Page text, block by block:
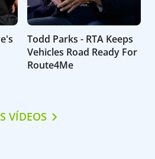
Todd Parks - RTA Keeps
Vehicles Road Ready For
Route4Me
VÍDEOS